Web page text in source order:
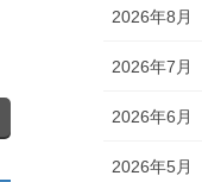
2026年8月
2026年7月
2026年6月
2026年5月